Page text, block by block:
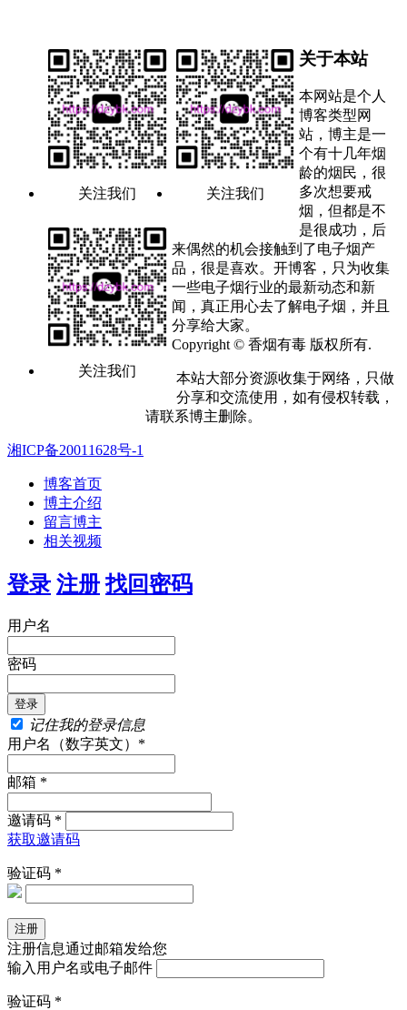
关注我们 关注我们
关注我们
关于本站
本网站是个人
博客类型网
站，博主是一
个有十几年烟
龄的烟民，很
多次想要戒
烟，但都是不
是很成功，后
来偶然的机会接触到了电子烟产
品，很是喜欢。开博客，只为收集
一些电子烟行业的最新动态和新
闻，真正用心去了解电子烟，并且
分享给大家。
Copyright © 香烟有毒 版权所有.
本站大部分资源收集于网络，只做
分享和交流使用，如有侵权转载，
请联系博主删除。
湘ICP备20011628号-1
博客首页
博主介绍
留言博主
相关视频
登录 注册 找回密码
用户名
密码
记住我的登录信息
用户名（数字英文）*
邮箱 *
邀请码 *
获取邀请码
验证码 *
注册信息通过邮箱发给您
输入用户名或电子邮件
验证码 *